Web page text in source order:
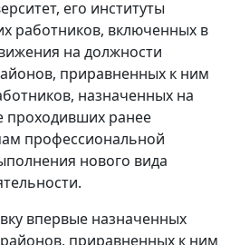
его институты
работников, включенных в
на должности
приравненных к ним
назначенных на
проходивших ранее
профессиональной
нового вида
впервые назначенных
приравненных к ним